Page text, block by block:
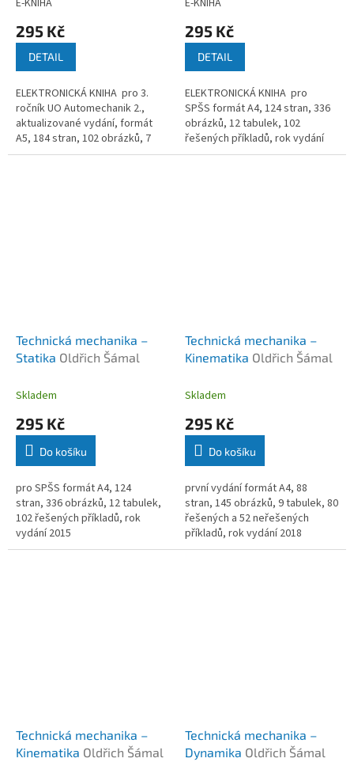
295 Kč
DETAIL
ELEKTRONICKÁ KNIHA pro 3.
ročník UO Automechanik 2.,
aktualizované vydání, formát
A5, 184 stran, 102 obrázků, 7
tabulek, rok vydání 2010
295 Kč
DETAIL
ELEKTRONICKÁ KNIHA pro
SPŠS formát A4, 124 stran, 336
obrázků, 12 tabulek, 102
řešených příkladů, rok vydání
2015
Technická mechanika –
Statika Oldřich Šámal
Skladem
295 Kč
Do košíku
pro SPŠS formát A4, 124
stran, 336 obrázků, 12 tabulek,
102 řešených příkladů, rok
vydání 2015
Technická mechanika –
Kinematika Oldřich Šámal
Skladem
295 Kč
Do košíku
první vydání formát A4, 88
stran, 145 obrázků, 9 tabulek, 80
řešených a 52 neřešených
příkladů, rok vydání 2018
Technická mechanika –
Kinematika Oldřich Šámal
Technická mechanika –
Dynamika Oldřich Šámal